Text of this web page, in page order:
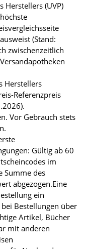
Herstellers (UVP)
(Stand:
zwischenzeitlich
Herstellers
Referenzpreis
Vor Gebrauch stets
Gültig ab 60
im
Summe des
abgezogen.Eine
ein
Bestellungen über
Artikel, Bücher
mit anderen